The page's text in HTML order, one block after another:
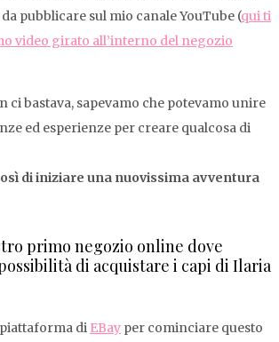
pubblicare sul mio canale YouTube (qui ti
video girato all’interno del negozio
ci bastava, sapevamo che potevamo unire
ed esperienze per creare qualcosa di
di iniziare una nuovissima avventura
primo negozio online dove
di acquistare i capi di Ilaria
di EBay per cominciare questo